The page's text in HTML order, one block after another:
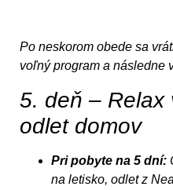
Po neskorom obede sa
voľný program a následne
5. deň – Relax
odlet domov
Pri pobyte na 5 dní:
na letisko, odlet z